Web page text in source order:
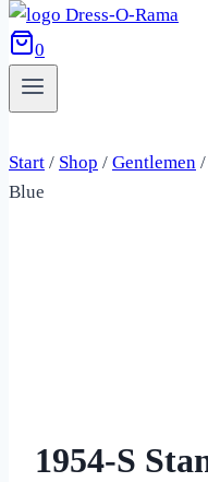
0
Start / Shop / Gentlemen /
Blue
1954-S